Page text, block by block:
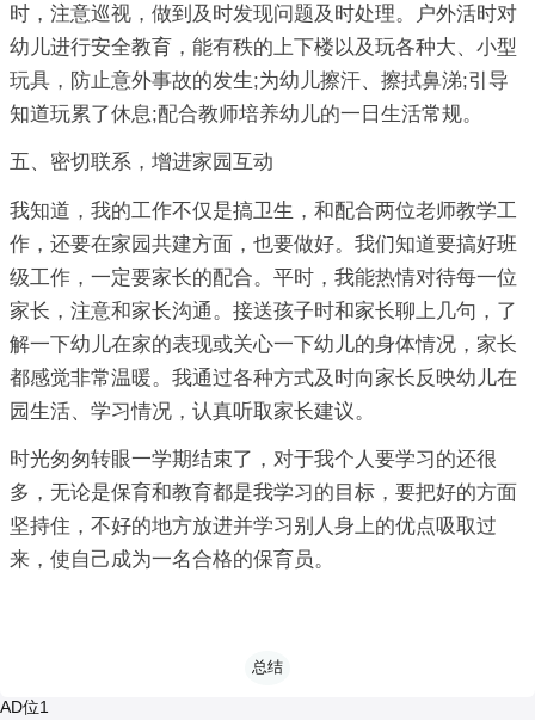
时，注意巡视，做到及时发现问题及时处理。户外活时对
幼儿进行安全教育，能有秩的上下楼以及玩各种大、小型
玩具，防止意外事故的发生;为幼儿擦汗、擦拭鼻涕;引导
知道玩累了休息;配合教师培养幼儿的一日生活常规。
五、密切联系，增进家园互动
我知道，我的工作不仅是搞卫生，和配合两位老师教学工
作，还要在家园共建方面，也要做好。我们知道要搞好班
级工作，一定要家长的配合。平时，我能热情对待每一位
家长，注意和家长沟通。接送孩子时和家长聊上几句，了
解一下幼儿在家的表现或关心一下幼儿的身体情况，家长
都感觉非常温暖。我通过各种方式及时向家长反映幼儿在
园生活、学习情况，认真听取家长建议。
时光匆匆转眼一学期结束了，对于我个人要学习的还很
多，无论是保育和教育都是我学习的目标，要把好的方面
坚持住，不好的地方放进并学习别人身上的优点吸取过
来，使自己成为一名合格的保育员。
总结
AD位1